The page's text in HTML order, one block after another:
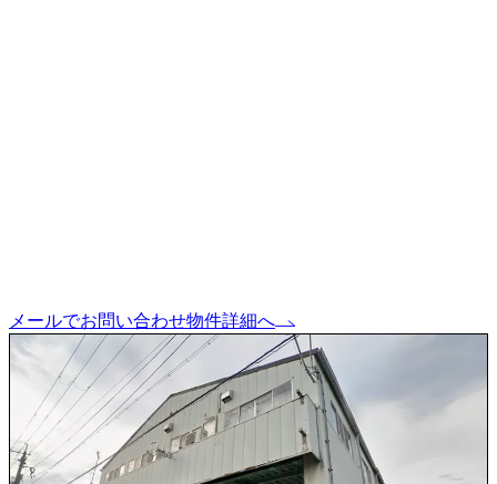
メールでお問い合わせ物件詳細へ